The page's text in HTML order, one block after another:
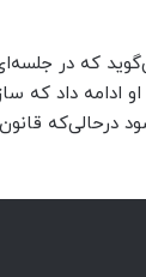
که در
ادامه داد که
قانون